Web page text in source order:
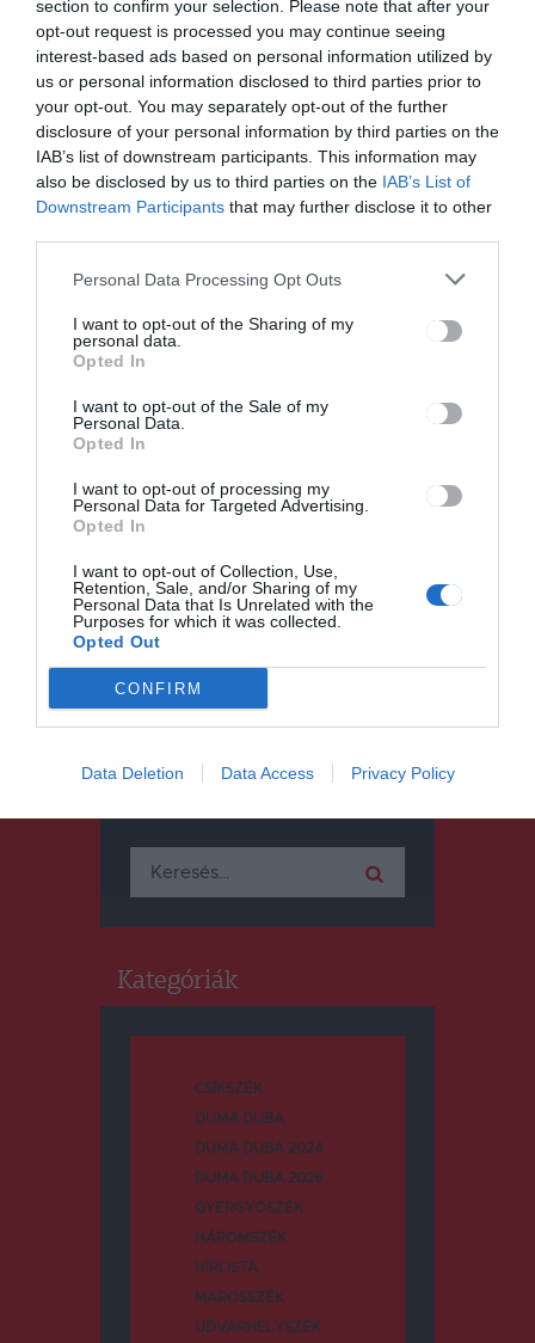
section to confirm your selection. Please note that after your
opt-out request is processed you may continue seeing
interest-based ads based on personal information utilized by
us or personal information disclosed to third parties prior to
your opt-out. You may separately opt-out of the further
disclosure of your personal information by third parties on the
IAB’s list of downstream participants. This information may
also be disclosed by us to third parties on the IAB’s List of
Downstream Participants that may further disclose it to other
Personal Data Processing Opt Outs
I want to opt-out of the Sharing of my
personal data.
Opted In
I want to opt-out of the Sale of my
Personal Data.
Opted In
I want to opt-out of processing my
Personal Data for Targeted Advertising.
Opted In
I want to opt-out of Collection, Use,
Retention, Sale, and/or Sharing of my
Personal Data that Is Unrelated with the
Purposes for which it was collected.
Opted Out
CONFIRM
Data Deletion Data Access Privacy Policy
nevében
Ez is érdekelheti
HÍRLISTA
Tervezik a második előadást
Még 35 szabad hely van a
gépjárművezetői engedély
megszerzéséért kiírt
gyakorlati vizsgára
Keresés:
Kategóriák
CSÍKSZÉK
DUMA DUBA
DUMA DUBA 2024
DUMA DUBA 2026
GYERGYÓSZÉK
HÁROMSZÉK
HÍRLISTA
MAROSSZÉK
UDVARHELYSZÉK